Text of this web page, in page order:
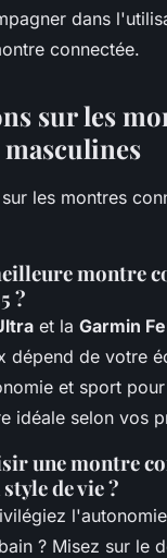
dans
connectée.
sur les
montre
?
et la Garmin
dépend de votre
et sport
idéale selon vos
une montre
de vie ?
? Misez sur le